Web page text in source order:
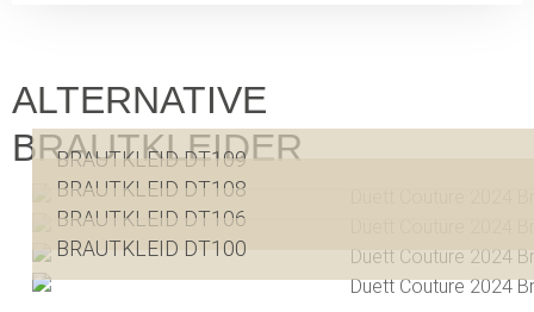
ALTERNATIVE
BRAUTKLEIDER
BRAUTKLEID DT109
BRAUTKLEID DT108
BRAUTKLEID DT106
BRAUTKLEID DT100